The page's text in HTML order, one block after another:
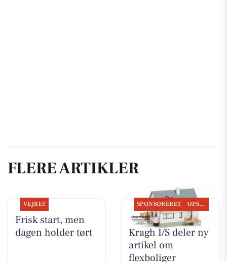
FLERE ARTIKLER
VEJRET
Frisk start, men
dagen holder tørt
SPONSORERET OPSLAGSTAVLEN
BoligOne Mogens
Kragh I/S deler ny
artikel om
flexboliger